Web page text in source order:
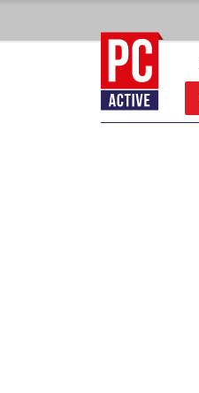
direct
naar
inhoud